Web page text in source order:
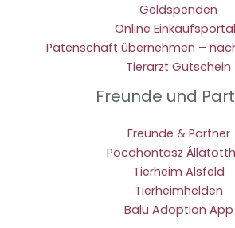
Geldspenden
Online
Patenschaft übernehmen –
Tierarzt Gutschein
Freunde und
Freunde & Partner
Pocahontasz
Tierheim Alsfeld
Tierheimhelden
Balu Adoption App